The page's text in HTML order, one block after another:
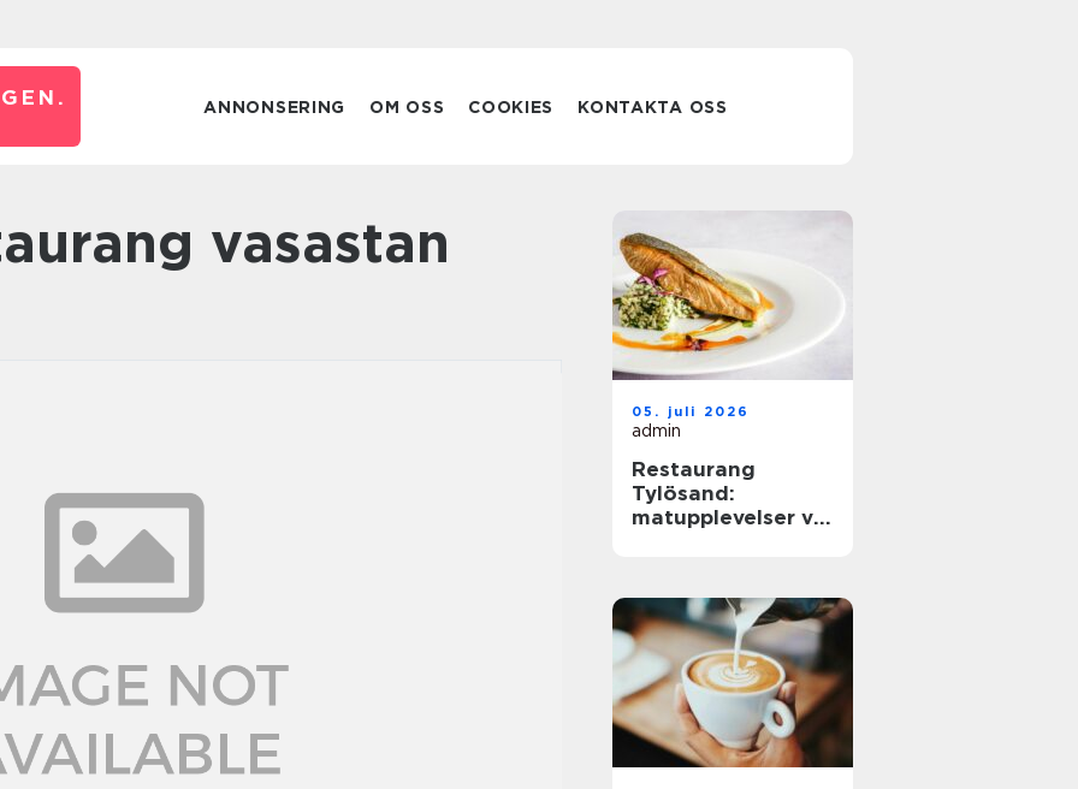
ANNONSERING OM OSS COOKIES KONTAKTA OSS
vasastan
05. juli 2026
admin
Restaurang
Tylösand:
matupplevelser vid